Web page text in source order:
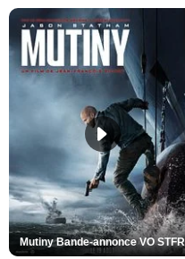
Mutiny Bande-annonce VO STFR